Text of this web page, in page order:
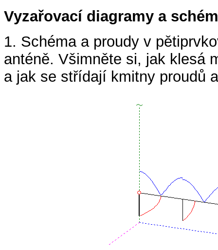
Vyzařovací diagramy a
1. Schéma a proudy v
anténě. Všimněte si, jak klesá
a jak se střídají kmitny proudů